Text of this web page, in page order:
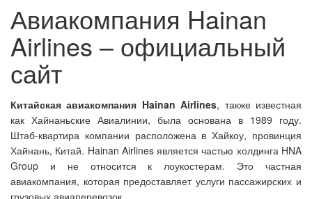
Авиакомпания Hainan
Airlines – официальный
сайт
Китайская авиакомпания Hainan Airlines, также известная
как Хайнаньские Авиалинии, была основана в 1989 году.
Штаб-квартира компании расположена в Хайкоу, провинция
Хайнань, Китай. Hainan Airlines является частью холдинга HNA
Group и не относится к лоукостерам. Это частная
авиакомпания, которая предоставляет услуги пассажирских и
грузовых авиаперевозок.